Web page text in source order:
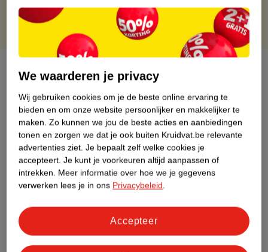
Over dit product
Productinformatie
Etiketinformatie
Nature Impact Score
Dit product heeft (nog) geen Nature
We waarderen je privacy
Wij gebruiken cookies om je de beste online ervaring te
bieden en om onze website persoonlijker en makkelijker te
maken. Zo kunnen we jou de beste acties en aanbiedingen
tonen en zorgen we dat je ook buiten Kruidvat.be relevante
advertenties ziet. Je bepaalt zelf welke cookies je
accepteert. Je kunt je voorkeuren altijd aanpassen of
intrekken. Meer informatie over hoe we je gegevens
verwerken lees je in ons Privacybeleid.
Accepteer